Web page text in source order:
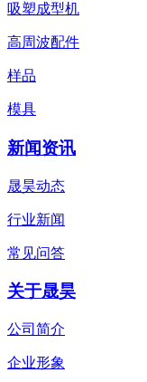
吸塑成型机
高周波配件
样品
模具
新闻资讯
晟昊动态
行业新闻
常见问答
关于晟昊
公司简介
企业形象